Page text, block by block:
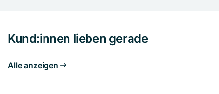
Kund:innen lieben gerade
Alle anzeigen